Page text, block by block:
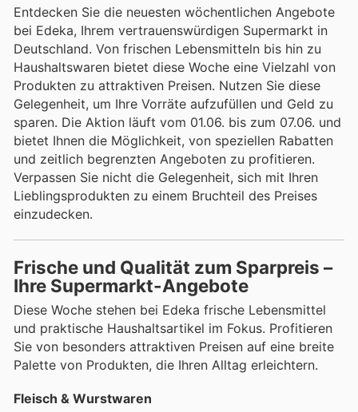
Entdecken Sie die neuesten wöchentlichen Angebote
bei Edeka, Ihrem vertrauenswürdigen Supermarkt in
Deutschland. Von frischen Lebensmitteln bis hin zu
Haushaltswaren bietet diese Woche eine Vielzahl von
Produkten zu attraktiven Preisen. Nutzen Sie diese
Gelegenheit, um Ihre Vorräte aufzufüllen und Geld zu
sparen. Die Aktion läuft vom 01.06. bis zum 07.06. und
bietet Ihnen die Möglichkeit, von speziellen Rabatten
und zeitlich begrenzten Angeboten zu profitieren.
Verpassen Sie nicht die Gelegenheit, sich mit Ihren
Lieblingsprodukten zu einem Bruchteil des Preises
einzudecken.
Frische und Qualität zum Sparpreis –
Ihre Supermarkt-Angebote
Diese Woche stehen bei Edeka frische Lebensmittel
und praktische Haushaltsartikel im Fokus. Profitieren
Sie von besonders attraktiven Preisen auf eine breite
Palette von Produkten, die Ihren Alltag erleichtern.
Fleisch & Wurstwaren